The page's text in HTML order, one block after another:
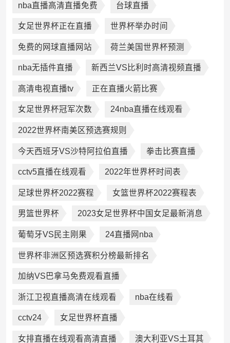
nba直播高清直播免费 台球直播
女足世界杯正在直播 世界杯举办时间
免费的网球直播网站 荷兰美国世界杯预测
nba无插件直播 新西兰VS比利时高清视频直播
高清电视直播tv 正在直播火箭比赛
女足世界杯冠军次数 24nba直播在线观看
2022世界杯南美区预选赛规则
今天西班牙VS沙特阿拉伯直播 拳击比赛直播
cctv5直播在线观看 2022年世界杯时间表
足球世界杯2022赛程 女篮世界杯2022赛程表
男篮世界杯 2023女足世界杯中国女足最新消息
葡萄牙VS民主刚果 24直播网nba
世界杯非洲区预选赛积分榜最新排名
加纳VS巴拿马免费观看直播
浙江卫视直播高清在线观看 nba在线看
cctv24 女足世界杯直播
女排直播在线观看高清直播 澳大利亚VS土耳其